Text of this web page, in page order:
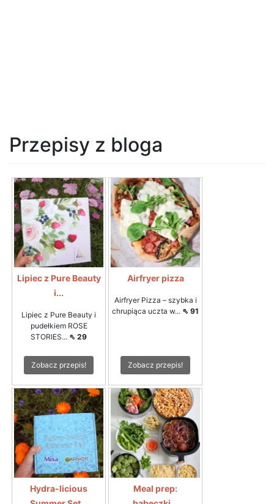
Przepisy z bloga
Lipiec z Pure Beauty
i...
Lipiec z Pure Beauty i
pudełkiem ROSE
STORIES... ⇖ 29
Zobacz przepis!
Airfryer pizza
Airfryer Pizza – szybka i
chrupiąca uczta w... ⇖ 91
Zobacz przepis!
Hydra-licious
Meal prep: